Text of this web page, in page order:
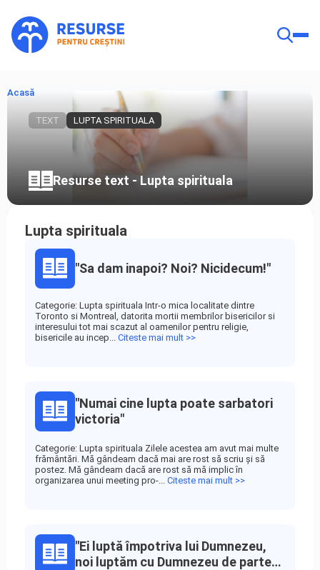
Acasă
TEXT LUPTA SPIRITUALA
Resurse text - Lupta spirituala
Lupta spirituala
"Sa dam inapoi? Noi? Nicidecum!"
Categorie: Lupta spirituala Intr-o mica localitate dintre
Toronto si Montreal, datorita mortii membrilor bisericilor si
interesului tot mai scazut al oamenilor pentru religie,
bisericile au incep... Citeste mai mult >>
"Numai cine lupta poate sarbatori
victoria"
Categorie: Lupta spirituala Zilele acestea am avut mai multe
frământări. Mă gândeam dacă mai are rost să scriu şi să
postez. Mă gândeam dacă are rost să mă implic în
organizarea unui meeting pro-... Citeste mai mult >>
"Ei luptă împotriva lui Dumnezeu,
noi luptăm cu Dumnezeu de partea